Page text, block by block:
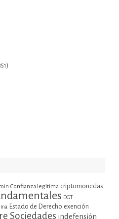
Confianza legítima criptomonedas
DGT
Estado de Derecho exención
Sociedades indefensión